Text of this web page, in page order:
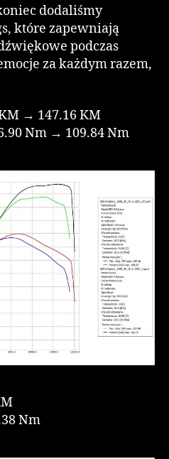
dodaliśmy
które zapewniają
podczas
za każdym razem,
→ 147.16 KM
Nm → 109.84 Nm
Nm